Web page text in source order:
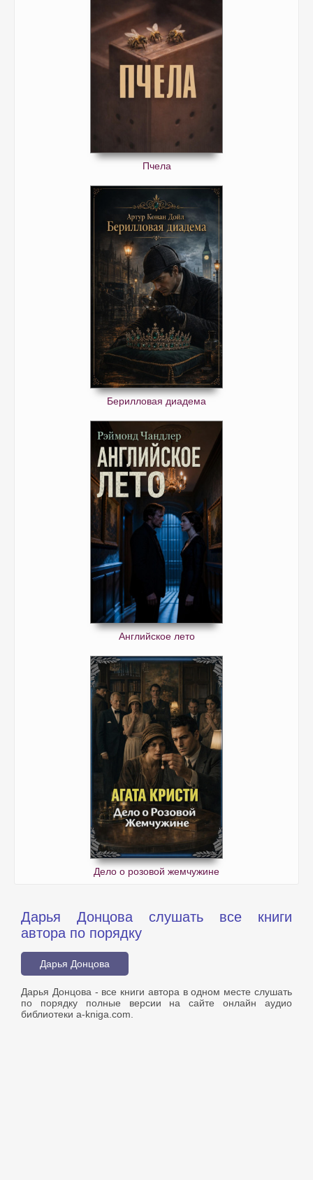
Пчела
Берилловая диадема
Английское лето
Дело о розовой жемчужине
Дарья Донцова слушать все книги
автора по порядку
Дарья Донцова
Дарья Донцова - все книги автора в одном месте слушать
по порядку полные версии на сайте онлайн аудио
библиотеки a-kniga.com.